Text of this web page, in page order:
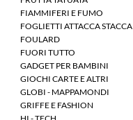
FIAMMIFERI E FUMO
FOGLIETTI ATTACCA STACCA
FOULARD
FUORI TUTTO
GADGET PER BAMBINI
GIOCHI CARTE E ALTRI
GLOBI - MAPPAMONDI
GRIFFE E FASHION